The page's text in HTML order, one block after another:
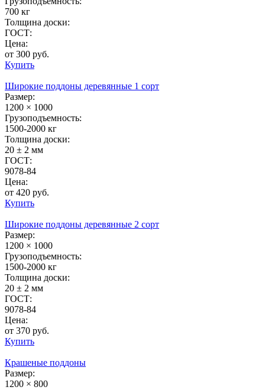
700 кг
Толщина доски:
ГОСТ:
Цена:
от 300 руб.
Купить
Широкие поддоны деревянные 1 сорт
Размер:
1200 × 1000
Грузоподъемность:
1500-2000 кг
Толщина доски:
20 ± 2 мм
ГОСТ:
9078-84
Цена:
от 420 руб.
Купить
Широкие поддоны деревянные 2 сорт
Размер:
1200 × 1000
Грузоподъемность:
1500-2000 кг
Толщина доски:
20 ± 2 мм
ГОСТ:
9078-84
Цена:
от 370 руб.
Купить
Крашеные поддоны
Размер:
1200 × 800